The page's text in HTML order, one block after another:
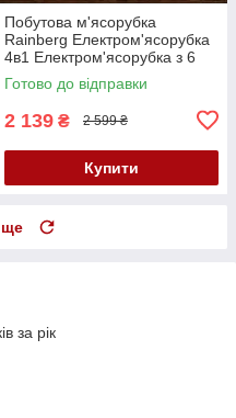
Побутова м'ясорубка
Rainberg Електром'ясорубка
4в1 Електром'ясорубка з 6
насадками Реверсна
м'ясорубка К2
Готово до відправки
2 139 ₴ 2 599 ₴
Купити
ще
за рік